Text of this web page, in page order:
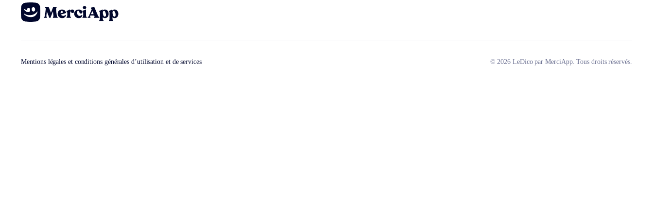
Mentions légales et conditions générales d’utilisation et de services © 2026 LeDico par MerciApp. Tous droits réservés.